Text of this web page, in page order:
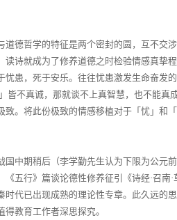
道德哲学的特征是两个密封的圆，互不交
诗就成为了修养道德之时检验情感真挚
忧患，死于安乐。往往忧患激发生命奋发的
皆不真诚，那就谈不上真智慧，也不能真
。将此份极致的情感移植对于「忧」和
国中期稍后（李学勤先生认为下限为公元前
五行》篇谈论德性修养征引《诗经·召南
时代已出现成熟的理论性专章。此久远的
教育工作者深思探究。